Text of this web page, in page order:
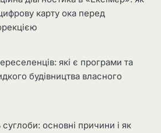
карту ока перед
які є програми та
будівництва власного
основні причини і як